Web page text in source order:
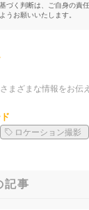
づく判断は、ご自身の責
うお願いいたします。
まざまな情報をお伝
ロケーション撮影
記事